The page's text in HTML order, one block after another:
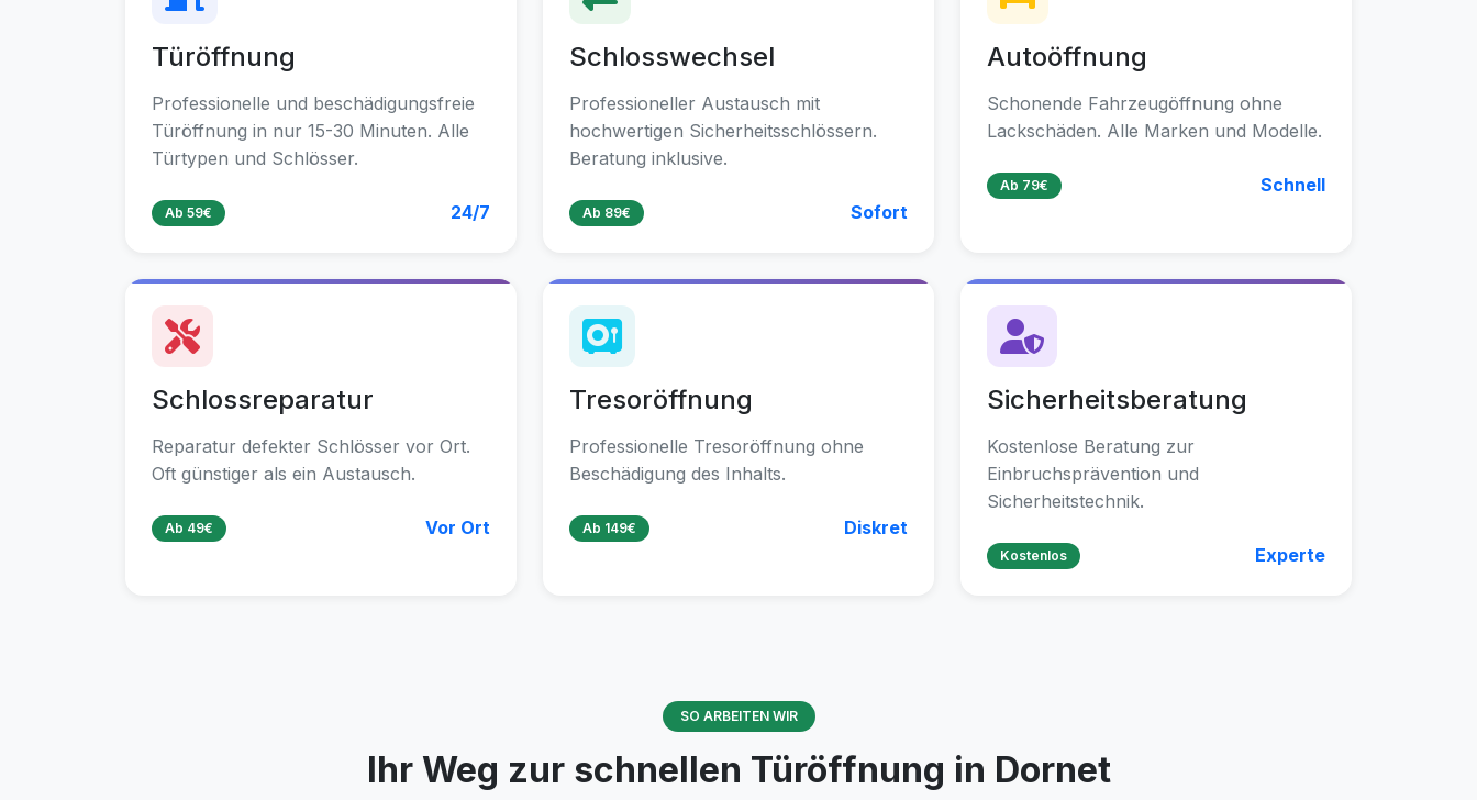
Türöffnung
Professionelle und beschädigungsfreie
Türöffnung in nur 15-30 Minuten. Alle
Türtypen und Schlösser.
Ab 59€ 24/7
Schlosswechsel
Professioneller Austausch mit
hochwertigen Sicherheitsschlössern.
Beratung inklusive.
Ab 89€ Sofort
Autoöffnung
Schonende Fahrzeugöffnung ohne
Lackschäden. Alle Marken und Modelle.
Ab 79€ Schnell
Schlossreparatur
Reparatur defekter Schlösser vor Ort.
Oft günstiger als ein Austausch.
Ab 49€ Vor Ort
Tresoröffnung
Professionelle Tresoröffnung ohne
Beschädigung des Inhalts.
Ab 149€ Diskret
Sicherheitsberatung
Kostenlose Beratung zur
Einbruchsprävention und
Sicherheitstechnik.
Kostenlos Experte
SO ARBEITEN WIR
Ihr Weg zur schnellen Türöffnung in Dornet